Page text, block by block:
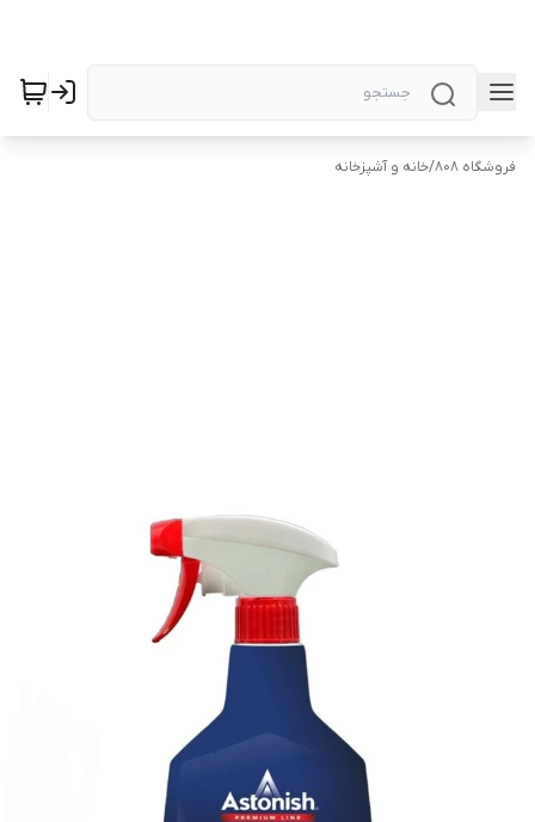
فروشگاه 808 /خانه و آشپزخانه